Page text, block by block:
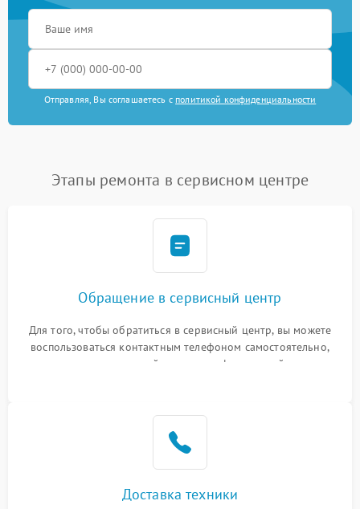
Отправляя, Вы соглашаетесь с политикой конфиденциальности
Этапы ремонта в сервисном центре
Обращение в сервисный центр
Для того, чтобы обратиться в сервисный центр, вы можете
воспользоваться контактным телефоном самостоятельно,
или оставить свой номер телефона на сайте
Доставка техники